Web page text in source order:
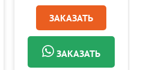
ЗАКАЗАТЬ
ЗАКАЗАТЬ